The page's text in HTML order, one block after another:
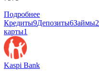
Подробнее
Кредиты9Депозиты6Займы2
карты1
Kaspi Bank